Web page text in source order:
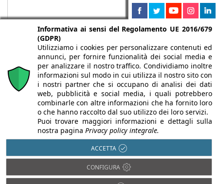
Chi siamo Autori Per la tua pubblicità
Iscriviti alla
newsletter
Infobuild è testata registrata presso il Tribunale di Milano al n° 63
dell’8/3/2013 - ISSN 2282-2267
Informativa ai sensi del Regolamento UE 2016/679
(GDPR)
Utilizziamo i cookies per personalizzare contenuti ed
annunci, per fornire funzionalità dei social media e
per analizzare il nostro traffico. Condividiamo inoltre
informazioni sul modo in cui utilizza il nostro sito con
i nostri partner che si occupano di analisi dei dati
web, pubblicità e social media, i quali potrebbero
combinarle con altre informazioni che ha fornito loro
o che hanno raccolto dal suo utilizzo dei loro servizi.
Puoi trovare maggiori informazioni e dettagli sulla
nostra pagina Privacy policy integrale.
ACCETTA
CONFIGURA